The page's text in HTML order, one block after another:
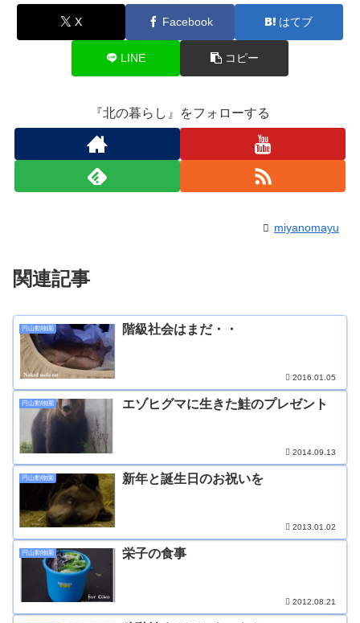
X Facebook はてブ
LINE コピー
『北の暮らし』をフォローする
miyanomayu
関連記事
円山動物園 階級社会はまだ・・
2016.01.05
円山動物園 エゾヒグマに生きた鮭のプレゼント
2014.09.13
円山動物園 新年と誕生日のお祝いを
2013.01.02
円山動物園 栄子の食事
2012.08.21